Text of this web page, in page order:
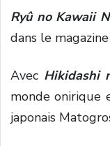
Ryû no Kawaii
dans le
Avec Hikidashi
monde onirique
japonais